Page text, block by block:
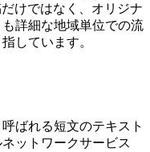
けではなく、オリジナ
詳細な地域単位での流
しています。
ばれる短文のテキスト
ットワークサービス